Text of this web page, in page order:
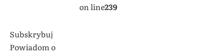
on line239
Subskrybuj
Powiadom o